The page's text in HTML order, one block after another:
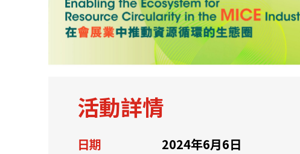
聯繫我們
活動詳情
日期
2024年6月6日